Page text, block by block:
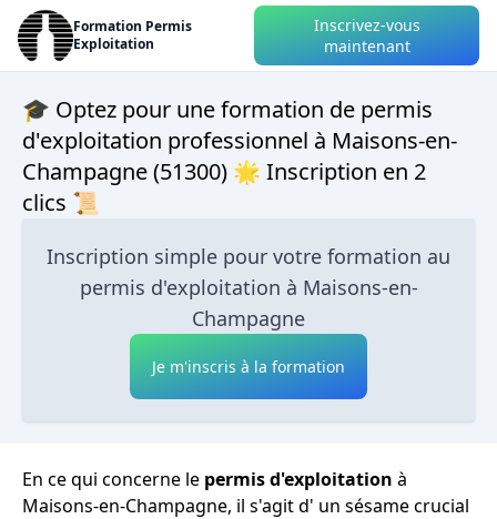
Formation Permis
Exploitation
Inscrivez-vous
maintenant
🎓 Optez pour une formation de permis
d'exploitation professionnel à Maisons-en-
Champagne (51300) 🌟 Inscription en 2
clics 📜
Inscription simple pour votre formation au
permis d'exploitation à Maisons-en-
Champagne
Je m'inscris à la formation
En ce qui concerne le permis d'exploitation à
Maisons-en-Champagne, il s'agit d' un sésame crucial